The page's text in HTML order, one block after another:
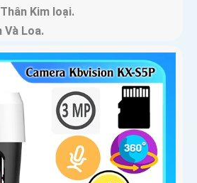
Thân Kim loại.
Và Loa.